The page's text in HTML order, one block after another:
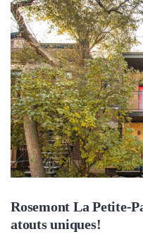
Rosemont La Petite-
atouts uniques!